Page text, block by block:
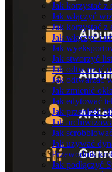
Jak korzystać
Jak włączyć
Jak korzystać z
Jak włączyć i
Jak
Jak stworzyć
Jak odtwarzać
Jak odtwarzać
Jak zmienić
Jak edytować
Jak przenieść
Jak
Jak
Jak używać
Przewodnik
Jak podłączyć